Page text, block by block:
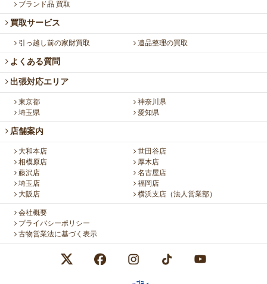
ブランド品 買取
買取サービス
引っ越し前の家財買取 遺品整理の買取
よくある質問
出張対応エリア
東京都
神奈川県
埼玉県
愛知県
店舗案内
大和本店
世田谷店
相模原店
厚木店
藤沢店
名古屋店
埼玉店
福岡店
大阪店
横浜支店（法人営業部）
会社概要
プライバシーポリシー
古物営業法に基づく表示